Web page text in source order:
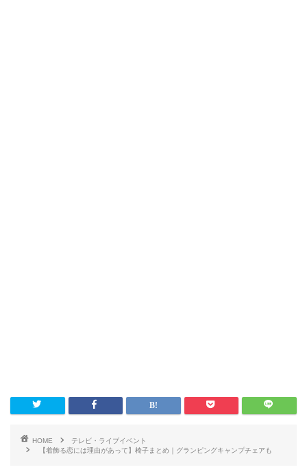
HOME
テレビ・ライブイベント
【着飾る恋には理由があって】椅子まとめ｜グランピングキャンプチェアも